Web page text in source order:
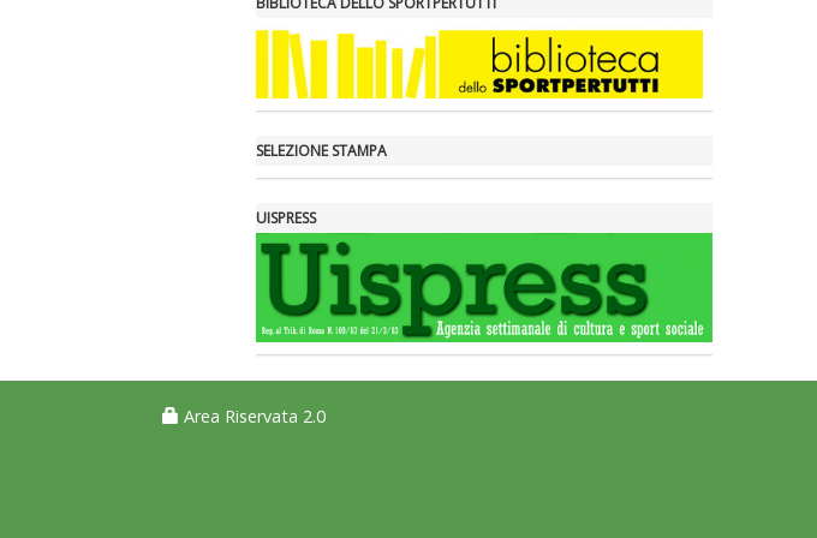
SELEZIONE STAMPA
UISPRESS
Area Riservata 2.0